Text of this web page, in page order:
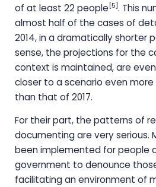
of at least 22 people [5]. This
almost half of the cases of
2014, in a dramatically shorter
sense, the projections for the
context is maintained, are
closer to a scenario even
than that of 2017.
For their part, the patterns of
documenting are very serious.
been implemented for people
government to denounce
facilitating an environment of